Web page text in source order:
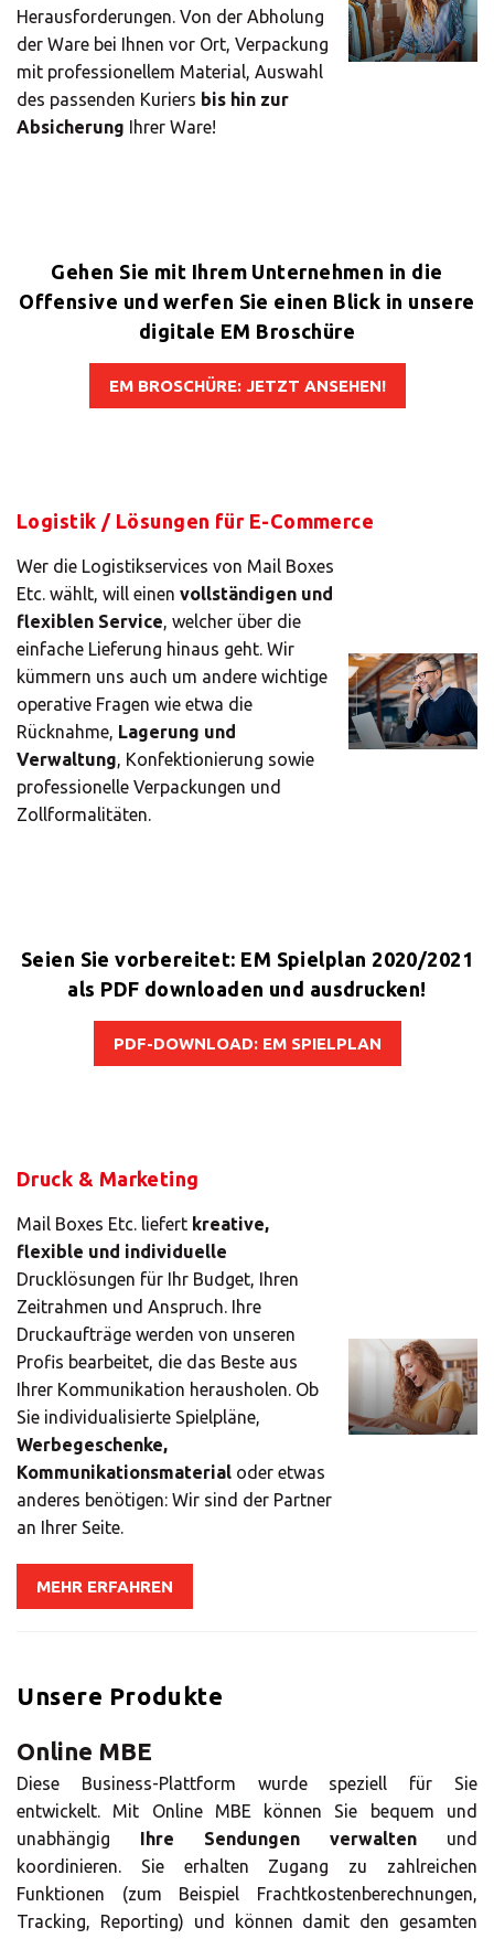
Herausforderungen. Von der Abholung
der Ware bei Ihnen vor Ort, Verpackung
mit professionellem Material, Auswahl
des passenden Kuriers bis hin zur
Absicherung Ihrer Ware!
Gehen Sie mit Ihrem Unternehmen in die
Offensive und werfen Sie einen Blick in unsere
digitale EM Broschüre
EM BROSCHÜRE: JETZT ANSEHEN!
Logistik / Lösungen für E-Commerce
Wer die Logistikservices von Mail Boxes
Etc. wählt, will einen vollständigen und
flexiblen Service , welcher über die
einfache Lieferung hinaus geht. Wir
kümmern uns auch um andere wichtige
operative Fragen wie etwa die
Rücknahme, Lagerung und
Verwaltung , Konfektionierung sowie
professionelle Verpackungen und
Zollformalitäten.
Seien Sie vorbereitet: EM Spielplan 2020/2021
als PDF downloaden und ausdrucken!
PDF-DOWNLOAD: EM SPIELPLAN
Druck & Marketing
Mail Boxes Etc. liefert kreative,
flexible und individuelle
Drucklösungen für Ihr Budget, Ihren
Zeitrahmen und Anspruch. Ihre
Druckaufträge werden von unseren
Profis bearbeitet, die das Beste aus
Ihrer Kommunikation herausholen. Ob
Sie individualisierte Spielpläne,
Werbegeschenke,
Kommunikationsmaterial oder etwas
anderes benötigen: Wir sind der Partner
an Ihrer Seite.
MEHR ERFAHREN
Unsere Produkte
Online MBE
Diese Business-Plattform wurde speziell für Sie
entwickelt. Mit Online MBE können Sie bequem und
unabhängig Ihre Sendungen verwalten und
koordinieren. Sie erhalten Zugang zu zahlreichen
Funktionen (zum Beispiel Frachtkostenberechnungen,
Tracking, Reporting) und können damit den gesamten
Land auswählen
Africa
Americas
×
Wählen Sie Ihr